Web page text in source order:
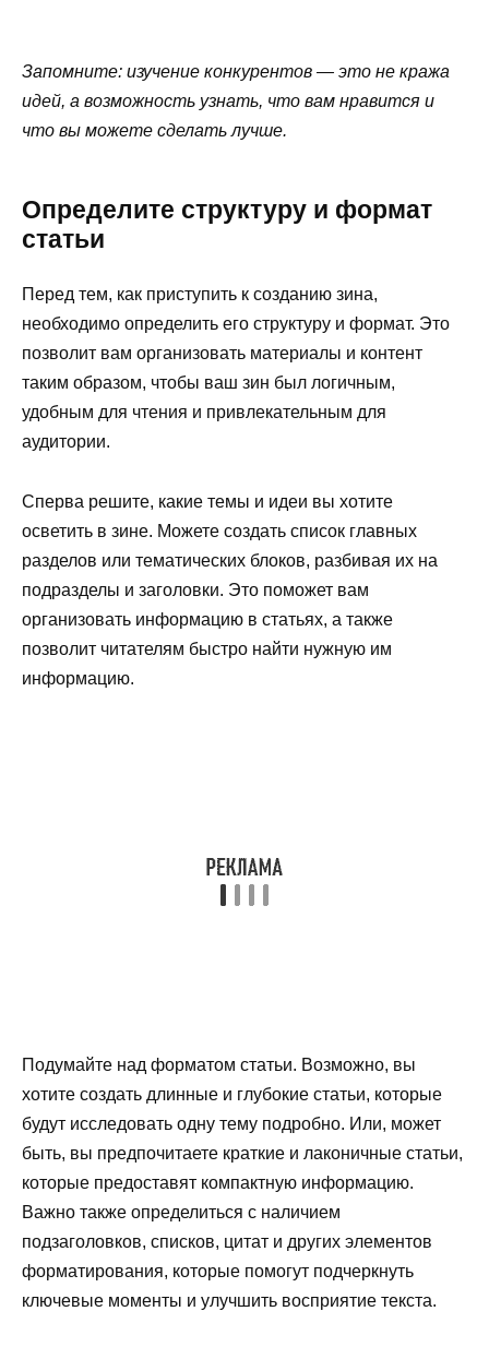
Запомните: изучение конкурентов — это не кража
идей, а возможность узнать, что вам нравится и
что вы можете сделать лучше.
Определите структуру и формат
статьи
Перед тем, как приступить к созданию зина,
необходимо определить его структуру и формат. Это
позволит вам организовать материалы и контент
таким образом, чтобы ваш зин был логичным,
удобным для чтения и привлекательным для
аудитории.
Сперва решите, какие темы и идеи вы хотите
осветить в зине. Можете создать список главных
разделов или тематических блоков, разбивая их на
подразделы и заголовки. Это поможет вам
организовать информацию в статьях, а также
позволит читателям быстро найти нужную им
информацию.
Подумайте над форматом статьи. Возможно, вы
хотите создать длинные и глубокие статьи, которые
будут исследовать одну тему подробно. Или, может
быть, вы предпочитаете краткие и лаконичные статьи,
которые предоставят компактную информацию.
Важно также определиться с наличием
подзаголовков, списков, цитат и других элементов
форматирования, которые помогут подчеркнуть
ключевые моменты и улучшить восприятие текста.